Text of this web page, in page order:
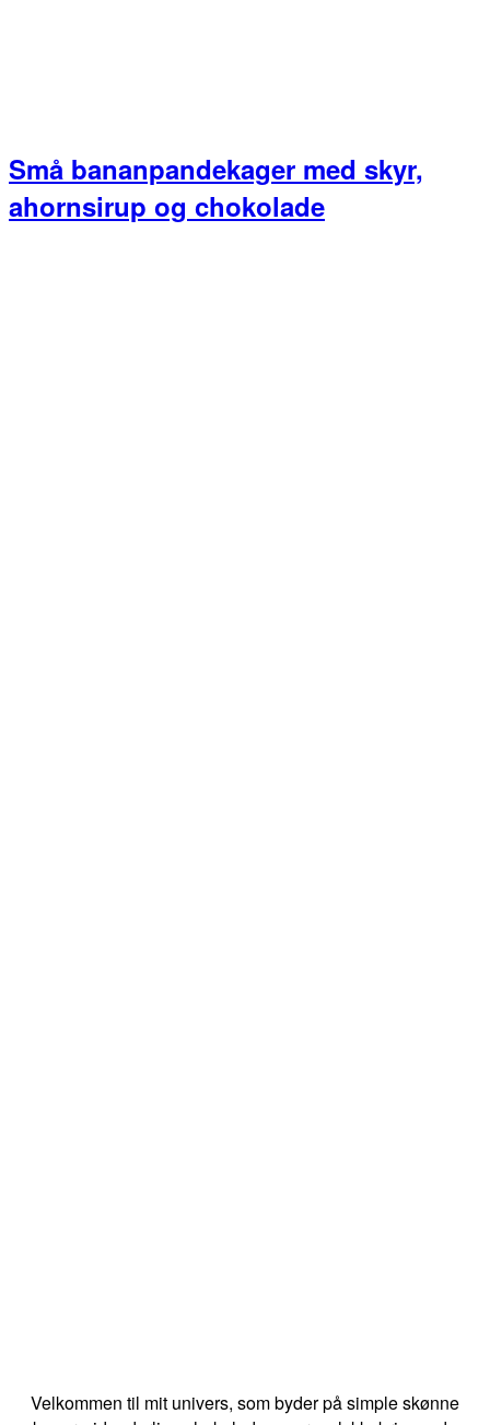
Små bananpandekager med skyr,
ahornsirup og chokolade
Velkommen til mit univers, som byder på simple skønne